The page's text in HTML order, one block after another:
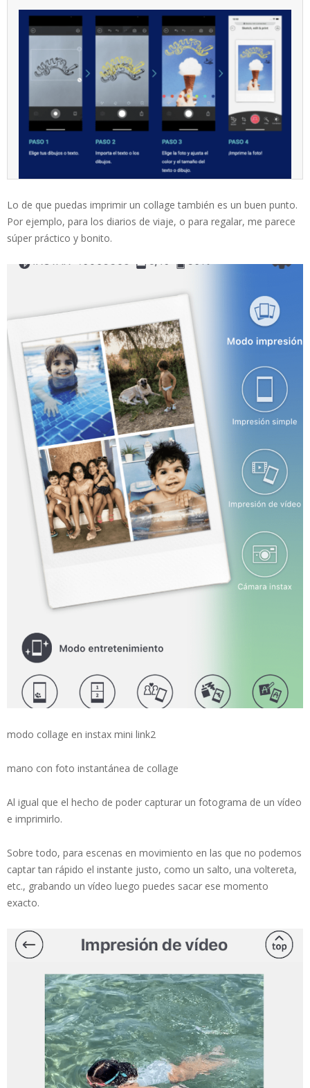
Lo de que puedas imprimir un collage también es un buen punto.
Por ejemplo, para los diarios de viaje, o para regalar, me parece
súper práctico y bonito.
modo collage en instax mini link2
mano con foto instantánea de collage
Al igual que el hecho de poder capturar un fotograma de un vídeo
e imprimirlo.
Sobre todo, para escenas en movimiento en las que no podemos
captar tan rápido el instante justo, como un salto, una voltereta,
etc., grabando un vídeo luego puedes sacar ese momento
exacto.